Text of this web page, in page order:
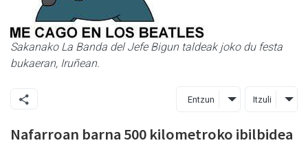
Sakanako La Banda del Jefe Bigun taldeak joko du festa
bukaeran, Iruñean.
Entzun Itzuli
Nafarroan barna 500 kilometroko ibilbidea